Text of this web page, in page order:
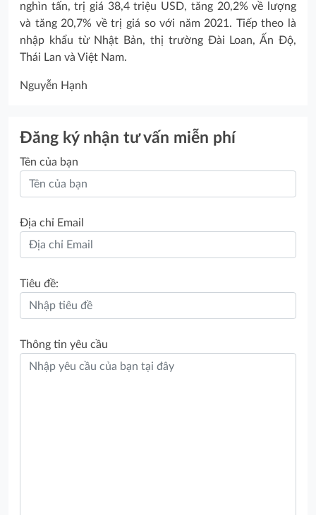
nghìn tấn, trị giá 38,4 triệu USD, tăng 20,2% về lượng
và tăng 20,7% về trị giá so với năm 2021. Tiếp theo là
nhập khẩu từ Nhật Bản, thị trường Đài Loan, Ấn Độ,
Thái Lan và Việt Nam.
Nguyễn Hạnh
Đăng ký nhận tư vấn miễn phí
Tên của bạn
Địa chỉ Email
Tiêu đề:
Thông tin yêu cầu